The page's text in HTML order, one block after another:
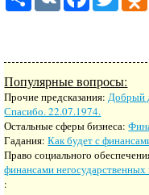
Популярные вопросы:
Прочие предсказания:Добрый
Спасибо. 22.07.1974.
Остальные сферы бизнеса:
Гадания:Как будет с
Право социального
финансами
: